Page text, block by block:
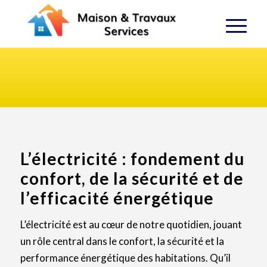
L’électricité : fondement du
confort, de la sécurité et de
l’efficacité énergétique
L’électricité est au cœur de notre quotidien, jouant
un rôle central dans le confort, la sécurité et la
performance énergétique des habitations. Qu’il